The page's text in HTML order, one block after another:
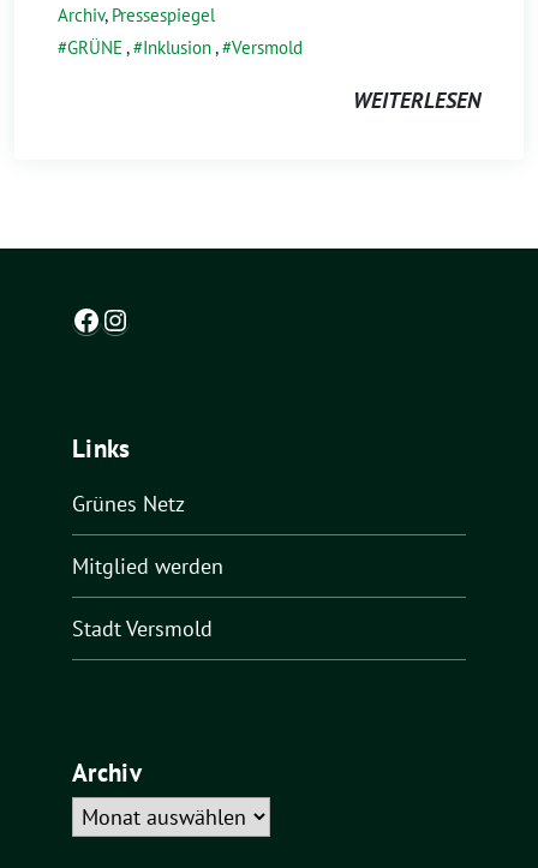
Archiv, Pressespiegel
GRÜNE , Inklusion, Versmold
WEITERLESEN
Facebook
Instagram
Links
Grünes Netz
Mitglied werden
Stadt Versmold
Archiv
Archiv